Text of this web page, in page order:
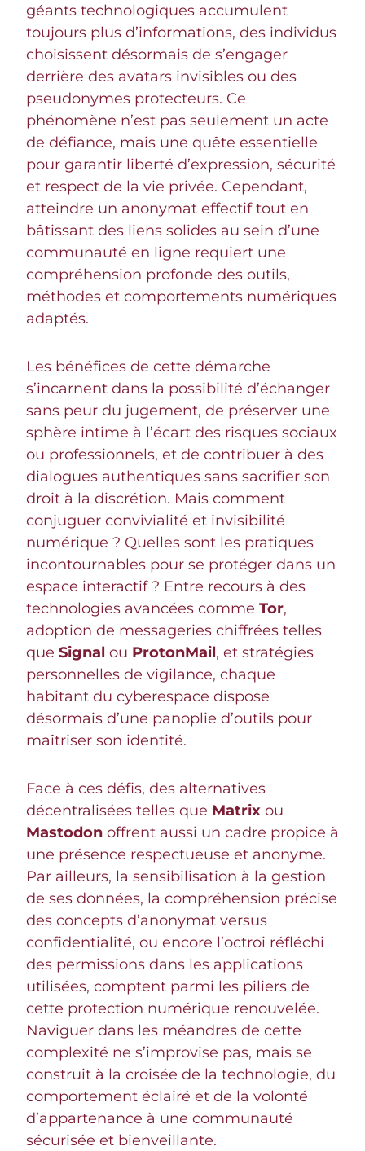
géants technologiques accumulent
toujours plus d’informations, des individus
choisissent désormais de s’engager
derrière des avatars invisibles ou des
pseudonymes protecteurs. Ce
phénomène n’est pas seulement un acte
de défiance, mais une quête essentielle
pour garantir liberté d’expression, sécurité
et respect de la vie privée. Cependant,
atteindre un anonymat effectif tout en
bâtissant des liens solides au sein d’une
communauté en ligne requiert une
compréhension profonde des outils,
méthodes et comportements numériques
adaptés.
Les bénéfices de cette démarche
s’incarnent dans la possibilité d’échanger
sans peur du jugement, de préserver une
sphère intime à l’écart des risques sociaux
ou professionnels, et de contribuer à des
dialogues authentiques sans sacrifier son
droit à la discrétion. Mais comment
conjuguer convivialité et invisibilité
numérique ? Quelles sont les pratiques
incontournables pour se protéger dans un
espace interactif ? Entre recours à des
technologies avancées comme Tor,
adoption de messageries chiffrées telles
que Signal ou ProtonMail, et stratégies
personnelles de vigilance, chaque
habitant du cyberespace dispose
désormais d’une panoplie d’outils pour
maîtriser son identité.
Face à ces défis, des alternatives
décentralisées telles que Matrix ou
Mastodon offrent aussi un cadre propice à
une présence respectueuse et anonyme.
Par ailleurs, la sensibilisation à la gestion
de ses données, la compréhension précise
des concepts d’anonymat versus
confidentialité, ou encore l’octroi réfléchi
des permissions dans les applications
utilisées, comptent parmi les piliers de
cette protection numérique renouvelée.
Naviguer dans les méandres de cette
complexité ne s’improvise pas, mais se
construit à la croisée de la technologie, du
comportement éclairé et de la volonté
d’appartenance à une communauté
sécurisée et bienveillante.